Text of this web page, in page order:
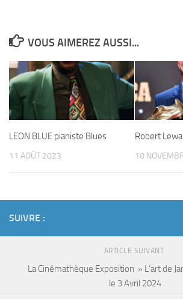
VOUS AIMEREZ AUSSI...
LEON BLUE pianiste Blues
11 AOÛT 2023
Robert
10
SUIVRE :
ARTICLE SUIVANT
La Cinémathèque Exposition » L’art de
le 3 Avril 2024